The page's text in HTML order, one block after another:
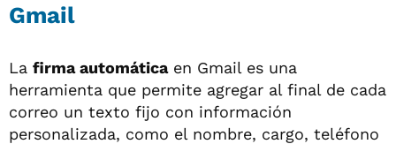
Gmail
La firma automáticaen Gmail es una
herramienta que permite agregar al final de cada
correo un texto fijo con información
personalizada, como el nombre, cargo, teléfono